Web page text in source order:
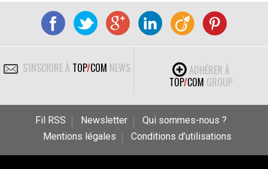
S'INSCRIRE À TOP/COM NEWS
ADHÉRER À
TOP/COM GROUP
Fil RSS Newsletter
Qui sommes-nous ?
Mentions légales
Conditions d’utilisations